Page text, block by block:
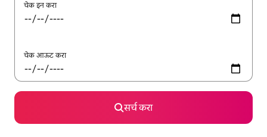
चेक इन करा
चेक आऊट करा
सर्च करा